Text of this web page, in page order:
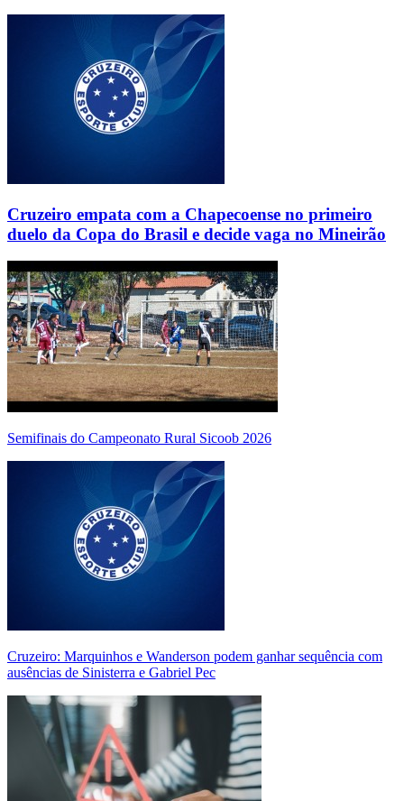
Cruzeiro empata com a Chapecoense no primeiro
duelo da Copa do Brasil e decide vaga no Mineirão
Semifinais do Campeonato Rural Sicoob 2026
Cruzeiro: Marquinhos e Wanderson podem ganhar sequência com
ausências de Sinisterra e Gabriel Pec